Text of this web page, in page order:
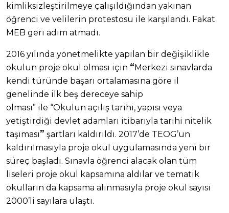
kimliksizleştirilmeye çalışıldığından yakınan
öğrenci ve velilerin protestosu ile karşılandı. Fakat
MEB geri adım atmadı.
2016 yılında yönetmelikte yapılan bir değişiklikle
okulun proje okul olması için “Merkezi sınavlarda
kendi türünde başarı ortalamasına göre il
genelinde ilk beş dereceye sahip
olması” ile “Okulun açılış tarihi, yapısı veya
yetiştirdiği devlet adamları itibarıyla tarihi nitelik
taşıması” şartları kaldırıldı. 2017’de TEOG’un
kaldırılmasıyla proje okul uygulamasında yeni bir
süreç başladı. Sınavla öğrenci alacak olan tüm
liseleri proje okul kapsamına aldılar ve tematik
okulların da kapsama alınmasıyla proje okul sayısı
2000’li sayılara ulaştı.